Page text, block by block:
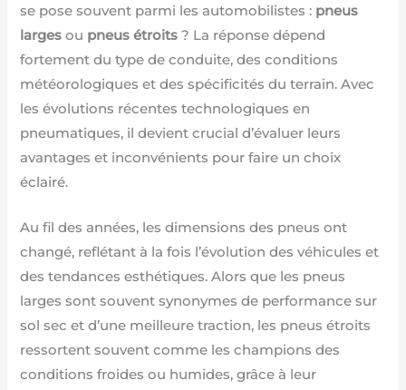
se pose souvent parmi les automobilistes : pneus
larges ou pneus étroits ? La réponse dépend
fortement du type de conduite, des conditions
météorologiques et des spécificités du terrain. Avec
les évolutions récentes technologiques en
pneumatiques, il devient crucial d’évaluer leurs
avantages et inconvénients pour faire un choix
éclairé.
Au fil des années, les dimensions des pneus ont
changé, reflétant à la fois l’évolution des véhicules et
des tendances esthétiques. Alors que les pneus
larges sont souvent synonymes de performance sur
sol sec et d’une meilleure traction, les pneus étroits
ressortent souvent comme les champions des
conditions froides ou humides, grâce à leur